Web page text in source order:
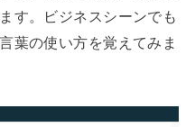
す。ビジネスシーンでも
葉の使い方を覚えてみま